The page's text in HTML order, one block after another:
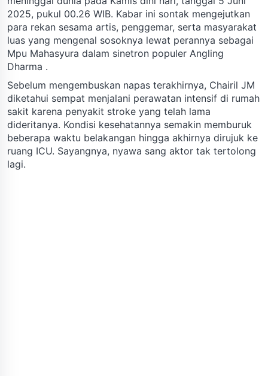
2025, pukul 00.26 WIB. Kabar ini sontak mengejutkan
para rekan sesama artis, penggemar, serta masyarakat
luas yang mengenal sosoknya lewat perannya sebagai
Mpu Mahasyura dalam sinetron populer Angling
Dharma .
Sebelum mengembuskan napas terakhirnya, Chairil JM
diketahui sempat menjalani perawatan intensif di rumah
sakit karena penyakit stroke yang telah lama
dideritanya. Kondisi kesehatannya semakin memburuk
beberapa waktu belakangan hingga akhirnya dirujuk ke
ruang ICU. Sayangnya, nyawa sang aktor tak tertolong
lagi.